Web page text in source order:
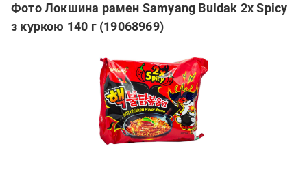
Фото Локшина рамен Samyang Buldak 2x Spicy
з куркою 140 г (19068969)